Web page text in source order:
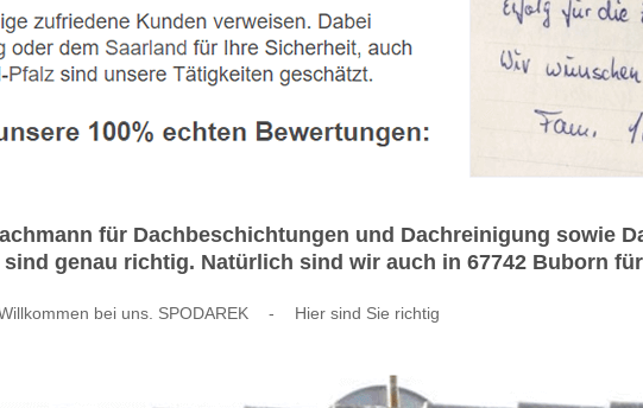
für Dachbeschichtungen und Dachreinigung sowie
genau richtig. Natürlich sind wir auch in 67742 Buborn
bei uns. SPODAREK - Hier sind Sie richtig